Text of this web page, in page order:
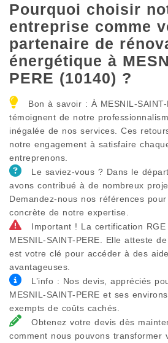
Pourquoi choisir
entreprise comme
partenaire de
énergétique à
PERE (10140) ?
Bon à savoir : À MESNIL-
témoignent de notre
inégalée de nos services. Ces
notre engagement à satisfaire
entreprenons.
Le saviez-vous ? Dans le
avons contribué à de nombreux
Demandez-nous nos références
concrète de notre expertise.
Important ! La certification
MESNIL-SAINT-PERE. Elle atteste
est votre clé pour accéder à des
avantageuses.
L’info : Nos devis, appréciés
MESNIL-SAINT-PERE et ses
exempts de coûts cachés.
Obtenez votre devis dès
comment nous pouvons transformer